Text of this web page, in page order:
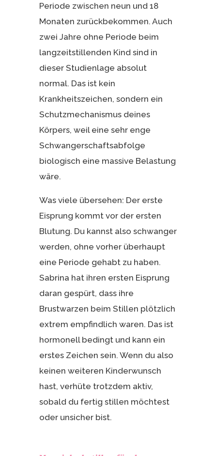
Periode zwischen neun und 18
Monaten zurückbekommen. Auch
zwei Jahre ohne Periode beim
langzeitstillenden Kind sind in
dieser Studienlage absolut
normal. Das ist kein
Krankheitszeichen, sondern ein
Schutzmechanismus deines
Körpers, weil eine sehr enge
Schwangerschaftsabfolge
biologisch eine massive Belastung
wäre.
Was viele übersehen: Der erste
Eisprung kommt vor der ersten
Blutung. Du kannst also schwanger
werden, ohne vorher überhaupt
eine Periode gehabt zu haben.
Sabrina hat ihren ersten Eisprung
daran gespürt, dass ihre
Brustwarzen beim Stillen plötzlich
extrem empfindlich waren. Das ist
hormonell bedingt und kann ein
erstes Zeichen sein. Wenn du also
keinen weiteren Kinderwunsch
hast, verhüte trotzdem aktiv,
sobald du fertig stillen möchtest
oder unsicher bist.